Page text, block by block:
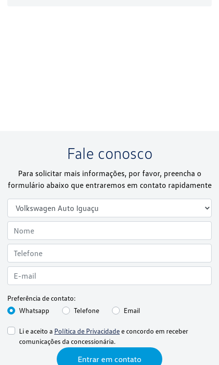
Fale conosco
Para solicitar mais informações, por favor, preencha o
formulário abaixo que entraremos em contato rapidamente
Preferência de contato:
Whatsapp
Telefone Email
Li e aceito a Política de Privacidadee concordo em receber
comunicações da concessionária.
Entrar em contato